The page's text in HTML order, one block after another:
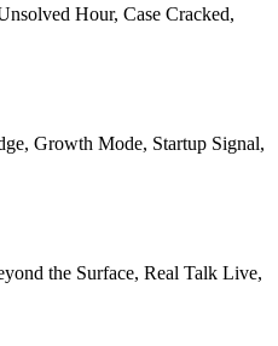
Hour, Case Cracked,
Growth Mode, Startup Signal,
the Surface, Real Talk Live,